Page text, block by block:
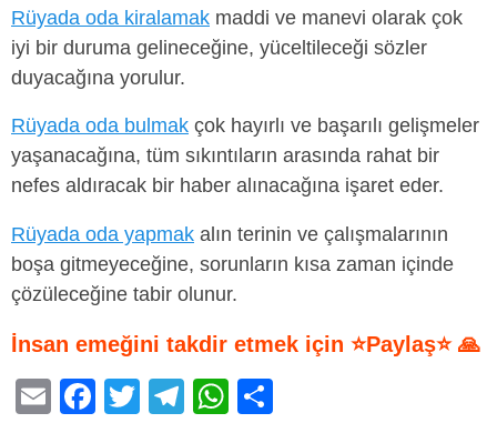
Rüyada oda kiralamak maddi ve manevi olarak çok
iyi bir duruma gelineceğine, yüceltileceği sözler
duyacağına yorulur.
Rüyada oda bulmak çok hayırlı ve başarılı gelişmeler
yaşanacağına, tüm sıkıntıların arasında rahat bir
nefes aldıracak bir haber alınacağına işaret eder.
Rüyada oda yapmak alın terinin ve çalışmalarının
boşa gitmeyeceğine, sorunların kısa zaman içinde
çözüleceğine tabir olunur.
İnsan emeğini takdir etmek için ⭐Paylaş⭐ 🙏
E
F
T
T
W